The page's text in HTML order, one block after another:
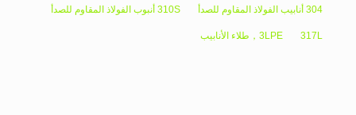
304 أنابيب الفولاذ المقاوم للصدأ 310S أنبوب الفولاذ المقاوم للصدأ
317L 3LPE，طلاء الأنابيب